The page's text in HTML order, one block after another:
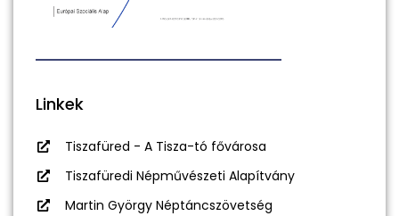
Linkek
Tiszafüred - A Tisza-tó fővárosa
Tiszafüredi Népművészeti Alapítvány
Martin György Néptáncszövetség